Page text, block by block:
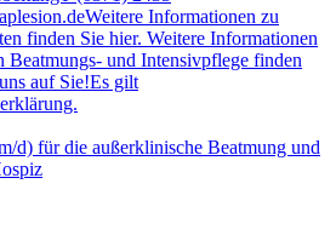
Informationen zu
finden Sie hier. Weitere Informationen
Beatmungs- und Intensivpflege finden
auf Sie!Es gilt
d) für die außerklinische Beatmung und